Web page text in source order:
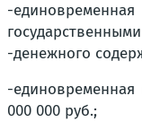
-
-денежного
-
000 000 руб.;